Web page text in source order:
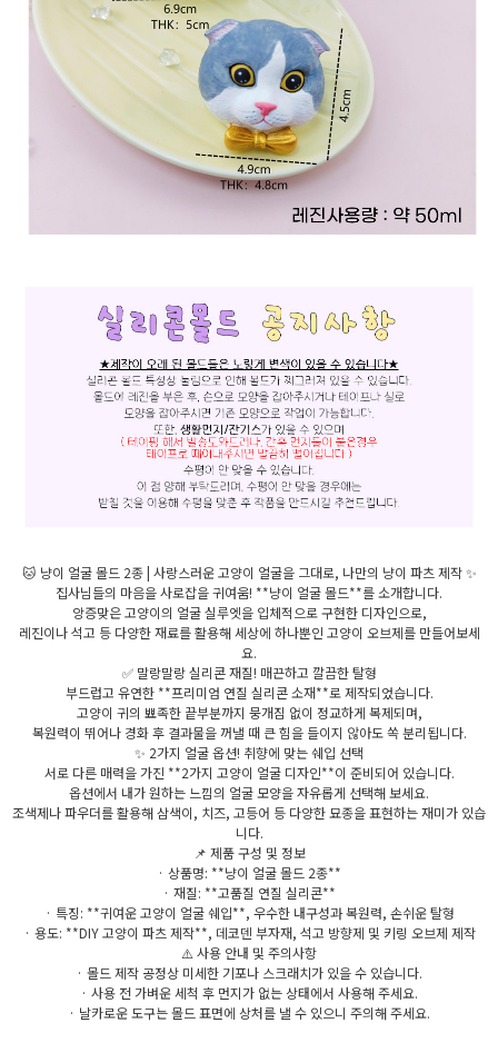
🐱 냥이 얼굴 몰드 2종 | 사랑스러운 고양이 얼굴을 그대로, 나만의 냥이 파츠 제작 ✨
집사님들의 마음을 사로잡을 귀여움! **냥이 얼굴 몰드**를 소개합니다.
앙증맞은 고양이의 얼굴 실루엣을 입체적으로 구현한 디자인으로,
레진이나 석고 등 다양한 재료를 활용해 세상에 하나뿐인 고양이 오브제를 만들어보세
요.
✅ 말랑말랑 실리콘 재질! 매끈하고 깔끔한 탈형
부드럽고 유연한 **프리미엄 연질 실리콘 소재**로 제작되었습니다.
고양이 귀의 뾰족한 끝부분까지 뭉개짐 없이 정교하게 복제되며,
복원력이 뛰어나 경화 후 결과물을 꺼낼 때 큰 힘을 들이지 않아도 쏙 분리됩니다.
✨ 2가지 얼굴 옵션! 취향에 맞는 쉐입 선택
서로 다른 매력을 가진 **2가지 고양이 얼굴 디자인**이 준비되어 있습니다.
옵션에서 내가 원하는 느낌의 얼굴 모양을 자유롭게 선택해 보세요.
조색제나 파우더를 활용해 삼색이, 치즈, 고등어 등 다양한 묘종을 표현하는 재미가 있습
니다.
📌 제품 구성 및 정보
· 상품명: **냥이 얼굴 몰드 2종**
· 재질: **고품질 연질 실리콘**
· 특징: **귀여운 고양이 얼굴 쉐입**, 우수한 내구성과 복원력, 손쉬운 탈형
· 용도: **DIY 고양이 파츠 제작**, 데코덴 부자재, 석고 방향제 및 키링 오브제 제작
⚠️ 사용 안내 및 주의사항
· 몰드 제작 공정상 미세한 기포나 스크래치가 있을 수 있습니다.
· 사용 전 가벼운 세척 후 먼지가 없는 상태에서 사용해 주세요.
· 날카로운 도구는 몰드 표면에 상처를 낼 수 있으니 주의해 주세요.